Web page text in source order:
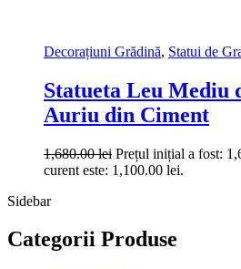
Decorațiuni Grădină, Statui de
Statueta Leu Mediu
Auriu din Ciment
1,680.00lei Prețul inițial a fost:
curent este: 1,100.00 lei.
Sidebar
Categorii Produse